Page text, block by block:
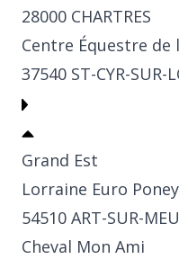
28000 CHARTRES
Centre Équestre de
37540 ST-CYR-SUR-
Grand Est
Lorraine Euro
54510 ART-SUR-
Cheval Mon Ami